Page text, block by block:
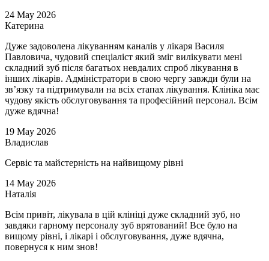
24 May 2026
Катерина
Дуже задоволена лікуванням каналів у лікаря Василя
Павловича, чудовий спеціаліст який зміг вилікувати мені
складний зуб після багатьох невдалих спроб лікування в
інших лікарів. Адміністратори в свою чергу завжди були на
зв’язку та підтримували на всіх етапах лікування. Клініка має
чудову якість обслуговування та професійний персонал. Всім
дуже вдячна!
19 May 2026
Владислав
Сервіс та майстерність на найвищому рівні
14 May 2026
Наталія
Всім привіт, лікувала в цій клініці дуже складний зуб, но
завдяки гарному персоналу зуб врятований! Все було на
вищому рівні, і лікарі і обслуговування, дуже вдячна,
повернуся к ним знов!